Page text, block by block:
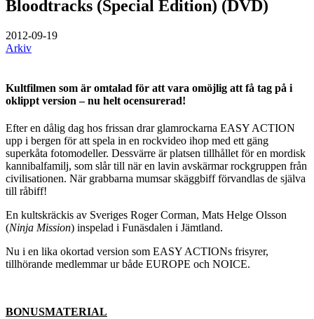
Bloodtracks (Special Edition) (DVD)
2012-09-19
Arkiv
Kultfilmen som är omtalad för att vara omöjlig att få tag på i
oklippt version – nu helt ocensurerad!
Efter en dålig dag hos frissan drar glamrockarna EASY ACTION
upp i bergen för att spela in en rockvideo ihop med ett gäng
superkåta fotomodeller. Dessvärre är platsen tillhållet för en mordisk
kannibalfamilj, som slår till när en lavin avskärmar rockgruppen från
civilisationen. När grabbarna mumsar skäggbiff förvandlas de själva
till råbiff!
En kultskräckis av Sveriges Roger Corman, Mats Helge Olsson
(Ninja Mission) inspelad i Funäsdalen i Jämtland.
Nu i en lika okortad version som EASY ACTIONs frisyrer,
tillhörande medlemmar ur både EUROPE och NOICE.
BONUSMATERIAL